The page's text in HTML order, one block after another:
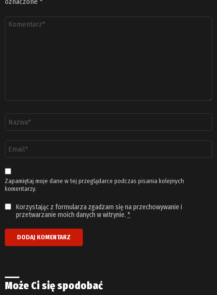
oznaczone *
Komentarz
email
*
Zapamiętaj moje dane w tej przeglądarce podczas pisania kolejnych
komentarzy.
Korzystając z formularza zgadzam się na przechowywanie i
przetwarzanie moich danych w witrynie. *
Może Ci się spodobać